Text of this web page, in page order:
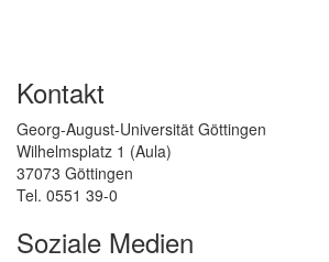
Kontakt
Georg-August-Universität Göttingen
Wilhelmsplatz 1 (Aula)
37073 Göttingen
Tel. 0551 39-0
Soziale Medien